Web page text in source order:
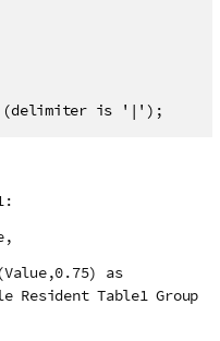
(delimiter is '|');
as
Resident Table1 Group